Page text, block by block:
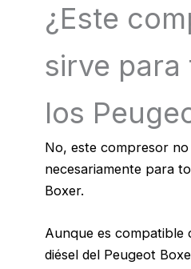
¿Este
sirve para
los
No, este compresor no
necesariamente para
Boxer.
Aunque es compatible
diésel del Peugeot